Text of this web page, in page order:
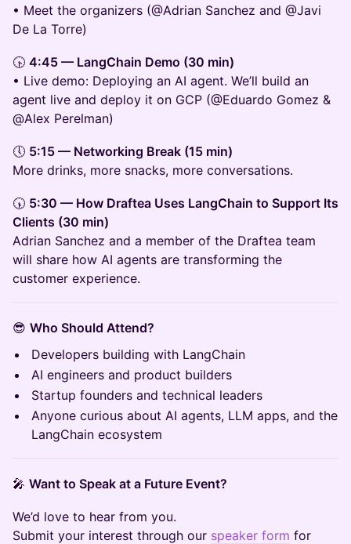
• Meet the organizers (@Adrian Sanchez and @Javi
De La Torre)
🕟 4:45 — LangChain Demo (30 min)
• Live demo: Deploying an AI agent. We’ll build an
agent live and deploy it on GCP (@Eduardo Gomez &
@Alex Perelman)
🕔 5:15 — Networking Break (15 min)
More drinks, more snacks, more conversations.
🕠 5:30 — How Draftea Uses LangChain to Support Its
Clients (30 min)
Adrian Sanchez and a member of the Draftea team
will share how AI agents are transforming the
customer experience.
😎 Who Should Attend?
Developers building with LangChain
AI engineers and product builders
Startup founders and technical leaders
Anyone curious about AI agents, LLM apps, and the
LangChain ecosystem
🎤 Want to Speak at a Future Event?
We’d love to hear from you.
Submit your interest through our speaker form for